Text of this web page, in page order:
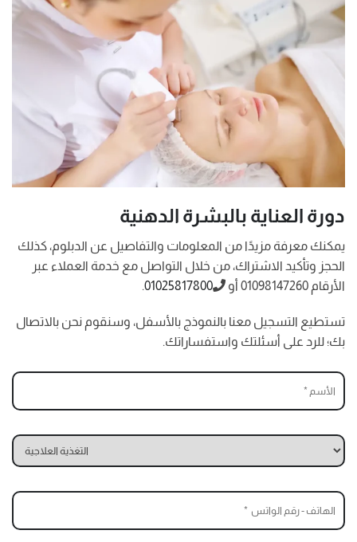
دورة العناية بالبشرة الدهنية
يمكنك معرفة مزيدًا من المعلومات والتفاصيل عن الدبلوم، كذلك
الحجز وتأكيد الاشتراك، من خلال التواصل مع خدمة العملاء عبر
الأرقام 01098147260 أو
01025817800
.
تستطيع التسجيل معنا بالنموذج بالأسفل، وسنقوم نحن بالاتصال
بك؛ للرد على أسئلتك واستفساراتك.